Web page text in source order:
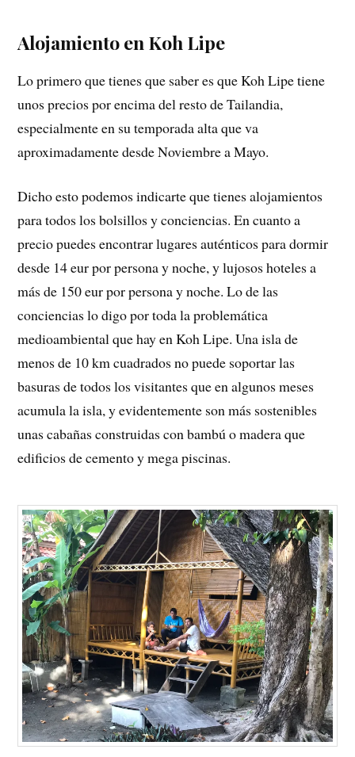
Alojamiento en Koh Lipe
Lo primero que tienes que saber es que Koh Lipe tiene
unos precios por encima del resto de Tailandia,
especialmente en su temporada alta que va
aproximadamente desde Noviembre a Mayo.
Dicho esto podemos indicarte que tienes alojamientos
para todos los bolsillos y conciencias. En cuanto a
precio puedes encontrar lugares auténticos para dormir
desde 14 eur por persona y noche, y lujosos hoteles a
más de 150 eur por persona y noche. Lo de las
conciencias lo digo por toda la problemática
medioambiental que hay en Koh Lipe. Una isla de
menos de 10 km cuadrados no puede soportar las
basuras de todos los visitantes que en algunos meses
acumula la isla, y evidentemente son más sostenibles
unas cabañas construidas con bambú o madera que
edificios de cemento y mega piscinas.